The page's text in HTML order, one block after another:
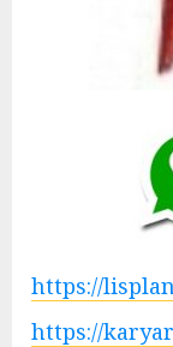
https://
https://